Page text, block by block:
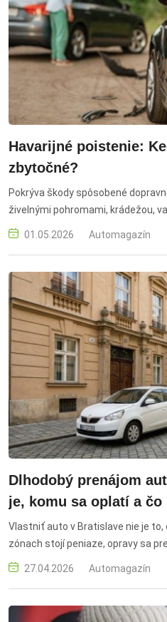
Havarijné poistenie:
zbytočné?
Pokrýva škody spôsobené
živelnými pohromami, krádežou,
či poškodením hlodavcami.
01.05.2026 Automagazín
Dlhodobý prenájom
je, komu sa oplatí a
Vlastniť auto v Bratislave nie je to,
zónach stojí peniaze, opravy sa
dodanie mesiace. Pritom
o nej veľa nehovorí mimo
zmluvu, platíte fixnú mesačnú
27.04.2026 Automagazín